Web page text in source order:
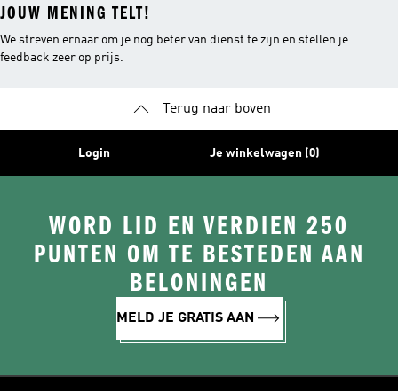
JOUW MENING TELT!
We streven ernaar om je nog beter van dienst te zijn en stellen je
feedback zeer op prijs.
Terug naar boven
Login Je winkelwagen (0)
WORD LID EN VERDIEN 250
PUNTEN OM TE BESTEDEN AAN
BELONINGEN
MELD JE GRATIS AAN